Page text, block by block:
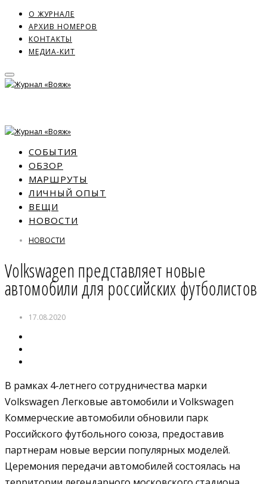
О ЖУРНАЛЕ
АРХИВ НОМЕРОВ
КОНТАКТЫ
МЕДИА-КИТ
СОБЫТИЯ
ОБЗОР
МАРШРУТЫ
ЛИЧНЫЙ ОПЫТ
ВЕЩИ
НОВОСТИ
НОВОСТИ
Volkswagen представляет новые
автомобили для российских футболистов
17.08.2020
В рамках 4-летнего сотрудничества марки
Volkswagen Легковые автомобили и Volkswagen
Коммерческие автомобили обновили парк
Российского футбольного союза, предоставив
партнерам новые версии популярных моделей.
Церемония передачи автомобилей состоялась на